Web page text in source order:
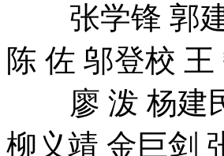
张学锋 郭建
陈 佐 邬登校
廖 泼 杨建民
柳义靖 金巨剑